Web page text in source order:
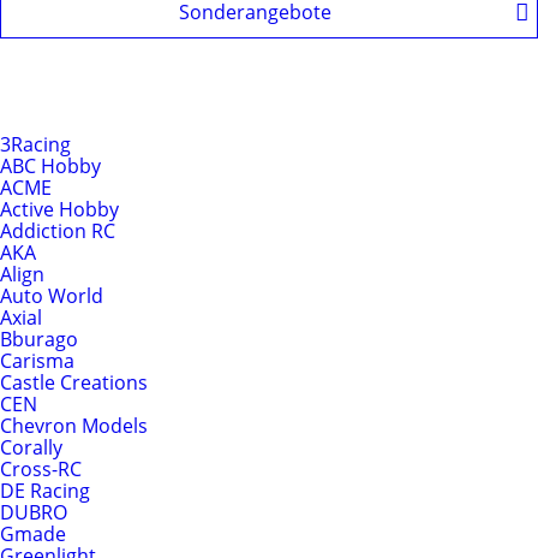
Sonderangebote
3Racing
ABC Hobby
ACME
Active Hobby
Addiction RC
AKA
Align
Auto World
Axial
Bburago
Carisma
Castle Creations
CEN
Chevron Models
Corally
Cross-RC
DE Racing
DUBRO
Gmade